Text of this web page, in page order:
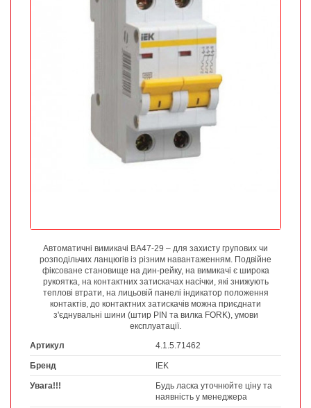
Автоматичні вимикачі ВА47-29 – для захисту групових чи
розподільчих ланцюгів із різним навантаженням. Подвійне
фіксоване становище на дин-рейку, на вимикачі є широка
рукоятка, на контактних затискачах насічки, які знижують
теплові втрати, на лицьовій панелі індикатор положення
контактів, до контактних затискачів можна приєднати
з'єднувальні шини (штир PIN та вилка FORK), умови
експлуатації.
Артикул
4.1.5.71462
Бренд IEK
Увага!!!
Будь ласка уточнюйте ціну та
наявність у менеджера